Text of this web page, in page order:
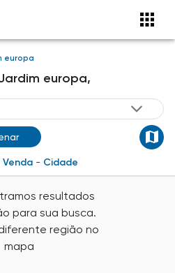
europa
europa,
Venda - Cidade
resultados
para sua busca.
região no
mapa